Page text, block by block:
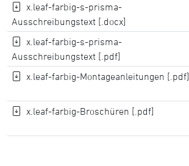
x.leaf-farbig-s-prisma-
Ausschreibungstext [.docx]
x.leaf-farbig-s-prisma-
Ausschreibungstext [.pdf]
x.leaf-farbig-Montageanleitungen [.pdf]
x.leaf-farbig-Broschüren [.pdf]